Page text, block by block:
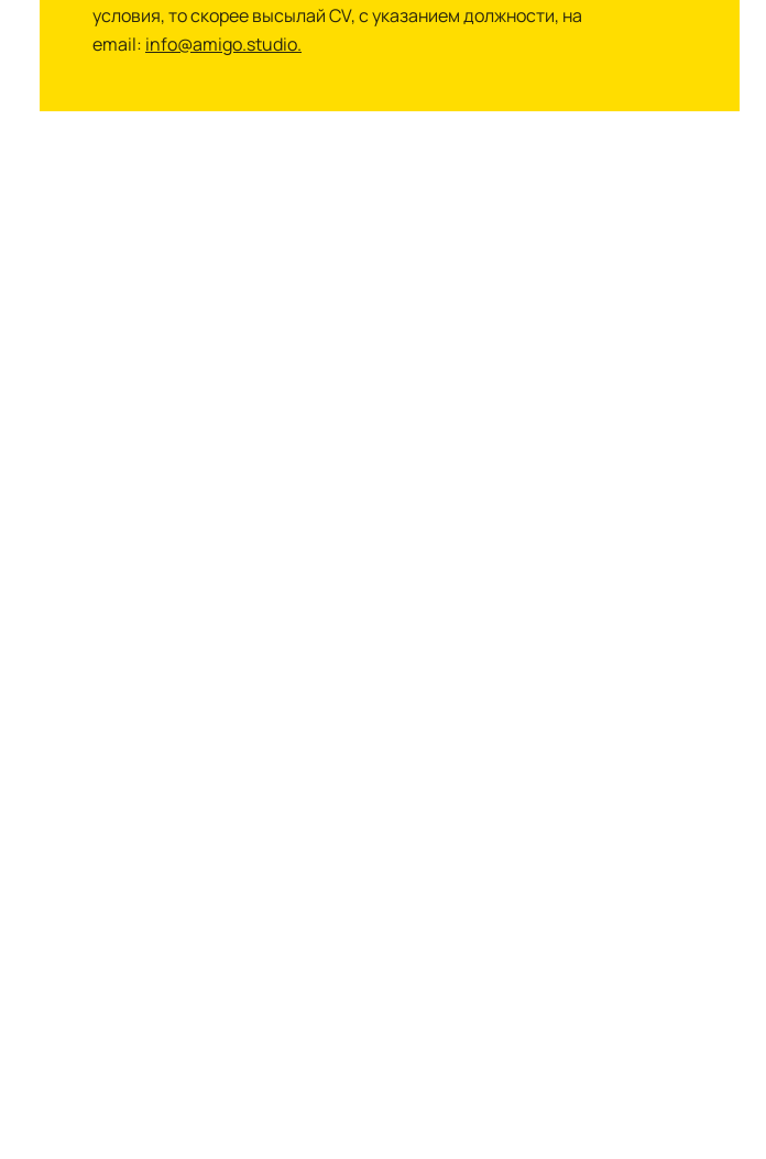
условия, то скорее высылай СV, с указанием должности, на
email: info@amigo.studio.